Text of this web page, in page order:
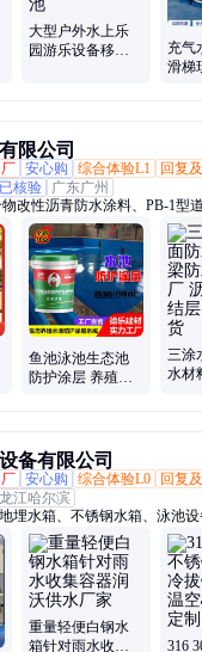
大型户外水上乐
园游乐设备移动
充气
滑梯
限公司
厂 安心购 综合体验L1
回复
核验
广东广州
改性沥青防水涂料、PB-1型
射隔热防水涂料、高聚物改
涂料、防水涂料、路桥防水、
鱼池泳池生态池
防护涂层 养殖池
三涂
水材
备有限公司
厂 安心购 综合体验L0
回复
江哈尔滨
埋水箱、不锈钢水箱、泳池
水箱、钢板无焊接水箱
重量轻便白钢水
箱针对雨水收集
316